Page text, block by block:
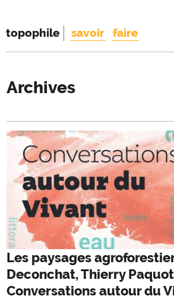
topophile savoir faire
Archives
Les paysages
Deconchat, Thierry
Conversations autour du